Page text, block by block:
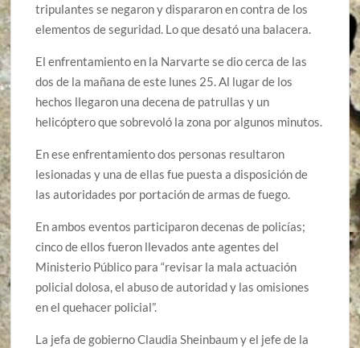
tripulantes se negaron y dispararon en contra de los
elementos de seguridad. Lo que desató una balacera.
El enfrentamiento en la Narvarte se dio cerca de las
dos de la mañana de este lunes 25. Al lugar de los
hechos llegaron una decena de patrullas y un
helicóptero que sobrevoló la zona por algunos minutos.
En ese enfrentamiento dos personas resultaron
lesionadas y una de ellas fue puesta a disposición de
las autoridades por portación de armas de fuego.
En ambos eventos participaron decenas de policías;
cinco de ellos fueron llevados ante agentes del
Ministerio Público para “revisar la mala actuación
policial dolosa, el abuso de autoridad y las omisiones
en el quehacer policial”.
La jefa de gobierno Claudia Sheinbaum y el jefe de la